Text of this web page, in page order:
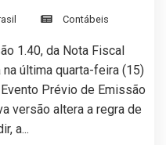
Contábeis
1.40, da Nota Fiscal
última quarta-feira (15)
Prévio de Emissão
versão altera a regra de
a...